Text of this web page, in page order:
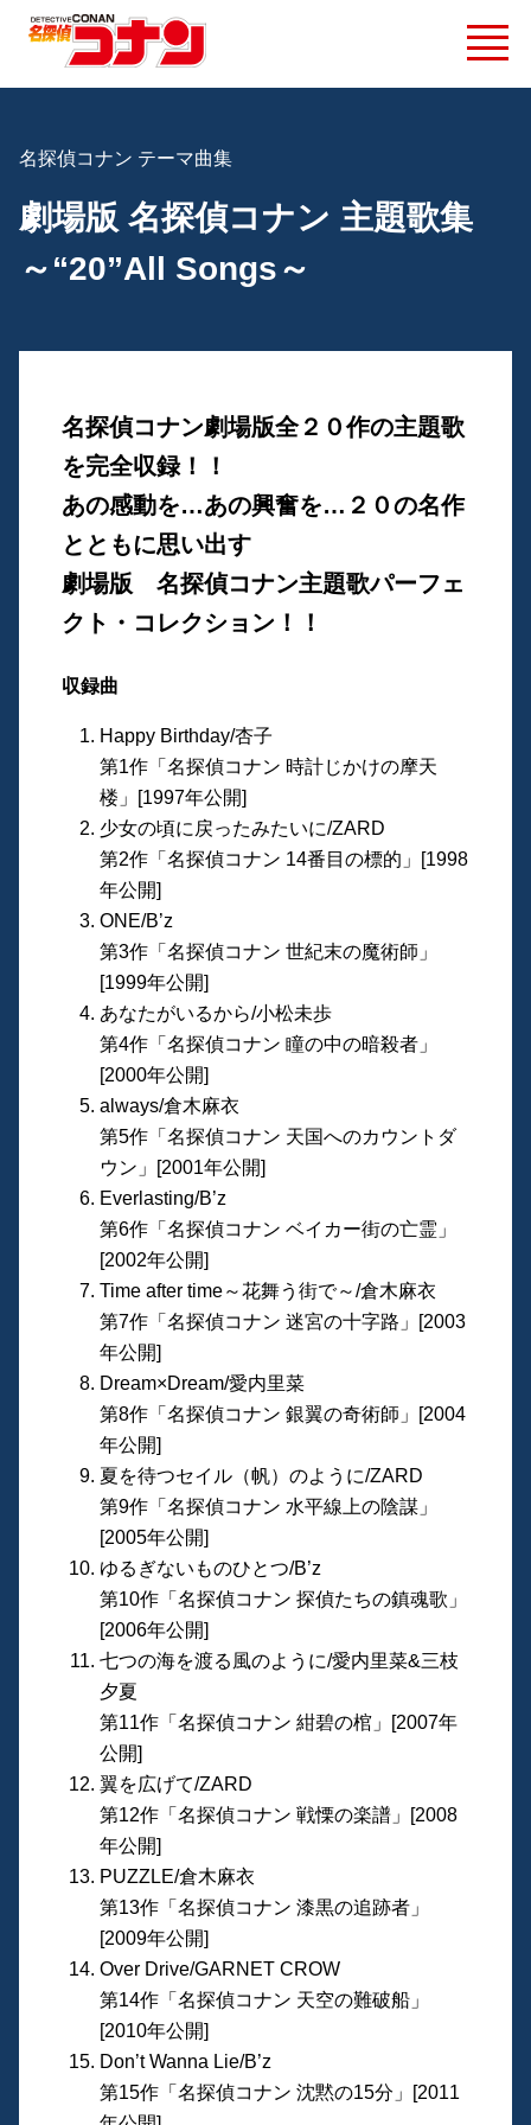
名探偵コナン テーマ曲集
劇場版 名探偵コナン 主題歌集
～“20”All Songs～
名探偵コナン劇場版全２０作の主題歌
を完全収録！！
あの感動を…あの興奮を…２０の名作
とともに思い出す
劇場版 名探偵コナン主題歌パーフェ
クト・コレクション！！
収録曲
Happy Birthday/杏子
第1作「名探偵コナン 時計じかけの摩天
楼」[1997年公開]
少女の頃に戻ったみたいに/ZARD
第2作「名探偵コナン 14番目の標的」[1998
年公開]
ONE/B’z
第3作「名探偵コナン 世紀末の魔術師」
[1999年公開]
あなたがいるから/小松未歩
第4作「名探偵コナン 瞳の中の暗殺者」
[2000年公開]
always/倉木麻衣
第5作「名探偵コナン 天国へのカウントダ
ウン」[2001年公開]
Everlasting/B’z
第6作「名探偵コナン ベイカー街の亡霊」
[2002年公開]
Time after time～花舞う街で～/倉木麻衣
第7作「名探偵コナン 迷宮の十字路」[2003
年公開]
Dream×Dream/愛内里菜
第8作「名探偵コナン 銀翼の奇術師」[2004
年公開]
夏を待つセイル（帆）のように/ZARD
第9作「名探偵コナン 水平線上の陰謀」
[2005年公開]
ゆるぎないものひとつ/B’z
第10作「名探偵コナン 探偵たちの鎮魂歌」
[2006年公開]
七つの海を渡る風のように/愛内里菜&三枝
夕夏
第11作「名探偵コナン 紺碧の棺」[2007年
公開]
翼を広げて/ZARD
第12作「名探偵コナン 戦慄の楽譜」[2008
年公開]
PUZZLE/倉木麻衣
第13作「名探偵コナン 漆黒の追跡者」
[2009年公開]
Over Drive/GARNET CROW
第14作「名探偵コナン 天空の難破船」
[2010年公開]
Don’t Wanna Lie/B’z
第15作「名探偵コナン 沈黙の15分」[2011